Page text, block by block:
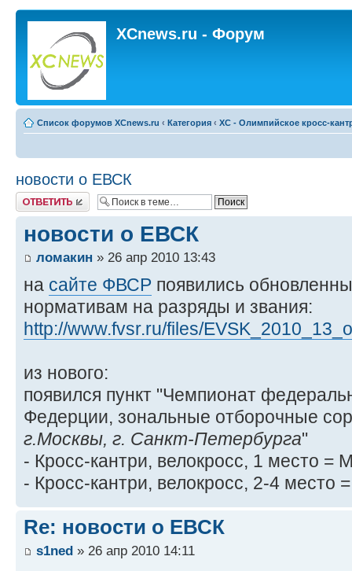
XCnews.ru - Форум
Список форумов XCnews.ru ‹ Категория ‹ XC - Олимпийское кросс-
новости о ЕВСК
Ответить
новости о ЕВСК
ломакин » 26 апр 2010 13:43
на сайте ФВСР появились
нормативам на разряды и звания:
http://www.fvsr.ru/files/
из нового:
появился пункт "Чемпионат
Федерции, зональные отборочные
г.Москвы, г. Санкт-Петербурга"
- Кросс-кантри, велокросс, 1 место =
- Кросс-кантри, велокросс, 2-4 место
Re: новости о ЕВСК
s1ned » 26 апр 2010 14:11